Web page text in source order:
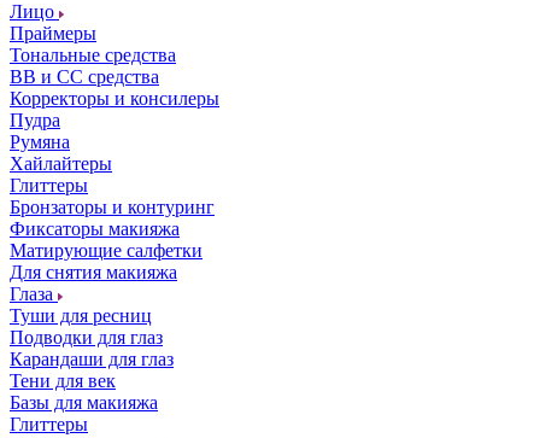
Лицо
Праймеры
Тональные средства
ВВ и СС средства
Корректоры и консилеры
Пудра
Румяна
Хайлайтеры
Глиттеры
Бронзаторы и контуринг
Фиксаторы макияжа
Матирующие салфетки
Для снятия макияжа
Глаза
Туши для ресниц
Подводки для глаз
Карандаши для глаз
Тени для век
Базы для макияжа
Глиттеры